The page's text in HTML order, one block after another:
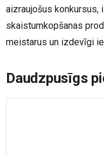
aizraujošus konkursus,
skaistumkopšanas
meistarus un izdevīgi
Daudzpusīgs